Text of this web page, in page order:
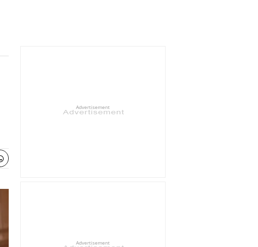
Advertisement
Advertisement